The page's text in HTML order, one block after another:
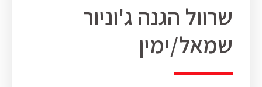
שרוול הגנה ג'וניור
שמאל/ימין